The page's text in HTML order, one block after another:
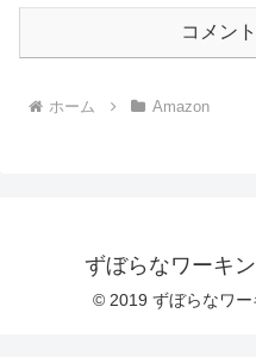
コメン
ホーム Amazon
ずぼらなワーキ
© 2019 ずぼらなワー